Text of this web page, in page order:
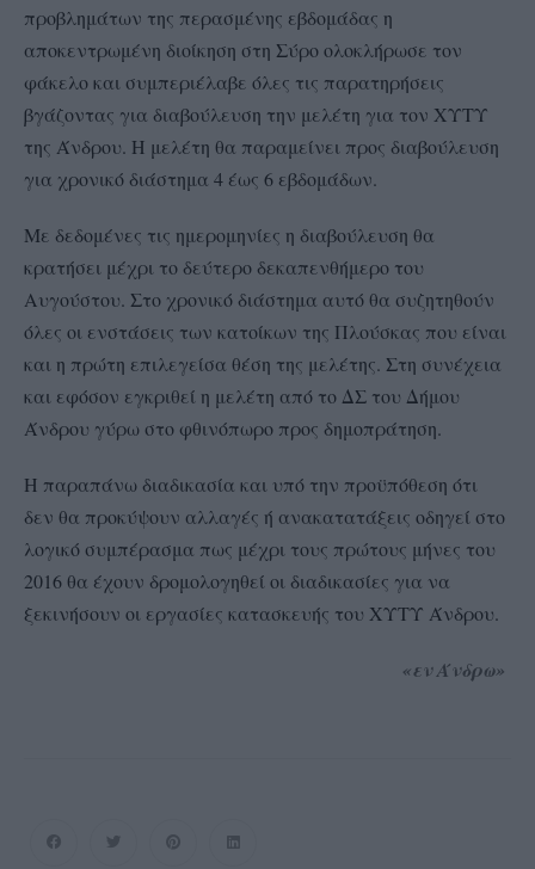
προβλημάτων της περασμένης εβδομάδας η
αποκεντρωμένη διοίκηση στη Σύρο ολοκλήρωσε τον
φάκελο και συμπεριέλαβε όλες τις παρατηρήσεις
βγάζοντας για διαβούλευση την μελέτη για τον ΧΥΤΥ
της Άνδρου. Η μελέτη θα παραμείνει προς διαβούλευση
για χρονικό διάστημα 4 έως 6 εβδομάδων.
Με δεδομένες τις ημερομηνίες η διαβούλευση θα
κρατήσει μέχρι το δεύτερο δεκαπενθήμερο του
Αυγούστου. Στο χρονικό διάστημα αυτό θα συζητηθούν
όλες οι ενστάσεις των κατοίκων της Πλούσκας που είναι
και η πρώτη επιλεγείσα θέση της μελέτης. Στη συνέχεια
και εφόσον εγκριθεί η μελέτη από το ΔΣ του Δήμου
Άνδρου γύρω στο φθινόπωρο προς δημοπράτηση.
Η παραπάνω διαδικασία και υπό την προϋπόθεση ότι
δεν θα προκύψουν αλλαγές ή ανακατατάξεις οδηγεί στο
λογικό συμπέρασμα πως μέχρι τους πρώτους μήνες του
2016 θα έχουν δρομολογηθεί οι διαδικασίες για να
ξεκινήσουν οι εργασίες κατασκευής του ΧΥΤΥ Άνδρου.
«εν Άνδρω»